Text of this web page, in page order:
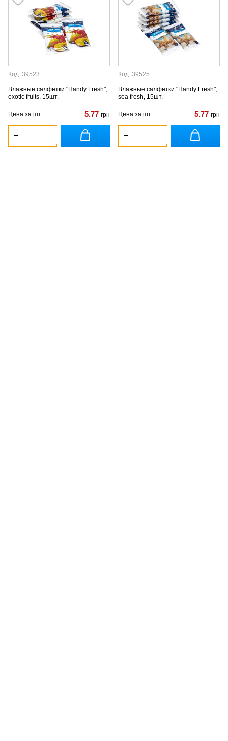
Код: 39523
Влажные салфетки "Handy Fresh",
exotic fruits, 15шт.
Цена за шт: 5.77 грн
Код: 39525
Влажные салфетки "Handy Fresh",
sea fresh, 15шт.
Цена за шт: 5.77 грн